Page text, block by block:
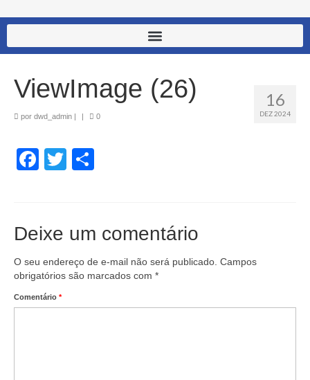
16
DEZ 2024
ViewImage (26)
por dwd_admin 0
Facebook
Twitter
Deixe um comentário
O seu endereço de e-mail não será publicado. Campos
obrigatórios são marcados com *
Comentário *